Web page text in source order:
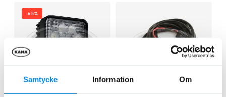
Samtycke Information Om
-65%